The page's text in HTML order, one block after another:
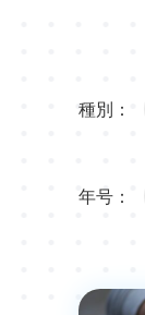
種別：
年号：